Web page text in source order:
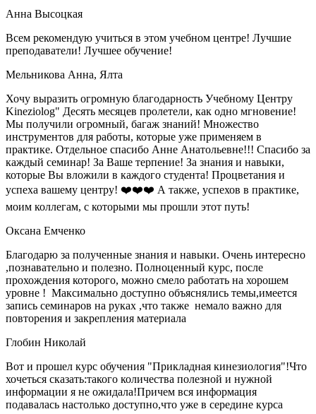
Анна Высоцкая
Всем рекомендую учиться в этом учебном центре! Лучшие
преподаватели! Лучшее обучение!
Мельникова Анна, Ялта
Хочу выразить огромную благодарность Учебному Центру
Kineziolog" Десять месяцев пролетели, как одно мгновение!
Мы получили огромный, багаж знаний! Множество
инструментов для работы, которые уже применяем в
практике. Отдельное спасибо Анне Анатольевне!!! Спасибо за
каждый семинар! За Ваше терпение! За знания и навыки,
которые Вы вложили в каждого студента! Процветания и
успеха вашему центру! ❤️❤️❤️ А также, успехов в практике,
моим коллегам, с которыми мы прошли этот путь!
Оксана Емченко
Благодарю за полученные знания и навыки. Очень интересно
,познавательно и полезно. Полноценный курс, после
прохождения которого, можно смело работать на хорошем
уровне ! Максимально доступно объяснялись темы,имеется
запись семинаров на руках ,что также немало важно для
повторения и закрепления материала
Глобин Николай
Вот и прошел курс обучения "Прикладная кинезиология"!Что
хочеться сказать:такого количества полезной и нужной
информации я не ожидала!Причем вся информация
подавалась настолько доступно,что уже в середине курса